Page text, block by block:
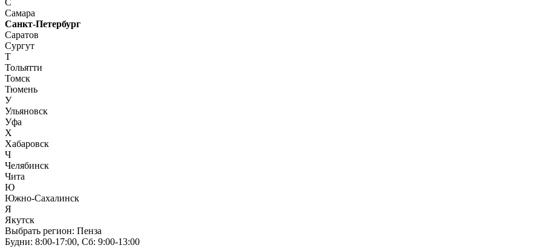
С
Самара
Санкт-Петербург
Саратов
Сургут
Т
Тольятти
Томск
Тюмень
У
Ульяновск
Уфа
Х
Хабаровск
Ч
Челябинск
Чита
Ю
Южно-Сахалинск
Я
Якутск
Выбрать регион: Пенза
Будни: 8:00‑17:00, Сб: 9:00‑13:00